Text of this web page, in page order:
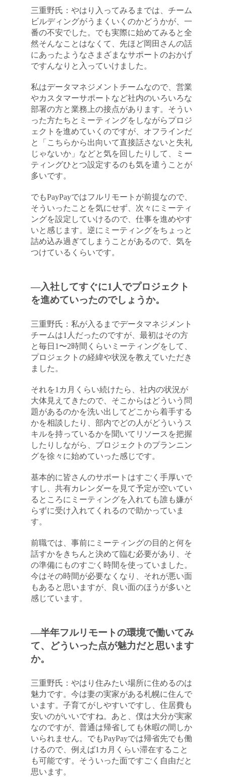
三重野氏：やはり入ってみるまでは、チーム
ビルディングがうまくいくのかどうかが、一
番の不安でした。でも実際に始めてみると全
然そんなことはなくて、先ほど岡田さんの話
にあったようなさまざまなサポートのおかげ
ですんなりと入っていけました。
私はデータマネジメントチームなので、営業
やカスタマーサポートなど社内のいろいろな
部署の方と業務上の接点があります。そうい
った方たちとミーティングをしながらプロジ
ェクトを進めていくのですが、オフラインだ
と「こちらから出向いて直接話さないと失礼
じゃないか」などと気を回したりして、ミー
ティングひとつ設定するのも気を遣うことが
多いです。
でもPayPayではフルリモートが前提なので、
そういったことを気にせず、次々にミーティ
ングを設定していけるので、仕事を進めやす
いと感じます。逆にミーティングをちょっと
詰め込み過ぎてしまうことがあるので、気を
つけているくらいです。
―入社してすぐに1人でプロジェクト
を進めていったのでしょうか。
三重野氏：私が入るまでデータマネジメント
チームは1人だったのですが、最初はその方
と毎日1〜2時間くらいミーティングをして、
プロジェクトの経緯や状況を教えていただき
ました。
それを1カ月くらい続けたら、社内の状況が
大体見えてきたので、そこからはどういう問
題があるのかを洗い出してどこから着手する
かを相談したり、部内でどの人がどういうス
キルを持っているかを聞いてリソースを把握
したりしながら、プロジェクトのプランニン
グを徐々に始めていった感じです。
基本的に皆さんのサポートはすごく手厚いで
すし、共有カレンダーを見て予定が空いてい
るところにミーティングを入れても誰も嫌が
らずに受け入れてくれるので助かっていま
す。
前職では、事前にミーティングの目的と何を
話すかをきちんと決めて臨む必要があり、そ
の準備にものすごく時間を使っていました。
今はその時間が必要なくなり、それが悪い面
もあると思いますが、良い面のほうが多いと
感じています。
―半年フルリモートの環境で働いてみ
て、どういった点が魅力だと思います
か。
三重野氏：やはり住みたい場所に住めるのは
魅力です。今は妻の実家がある札幌に住んで
います。子育てがしやすいですし、住居費も
安いのがいいですね。あと、僕は大分が実家
なのですが、普通は帰省しても休暇の間しか
いられません。でもPayPayでは帰省先でも働
けるので、例えば1カ月くらい滞在すること
も可能です。そういった面ですごく自由だと
思います。